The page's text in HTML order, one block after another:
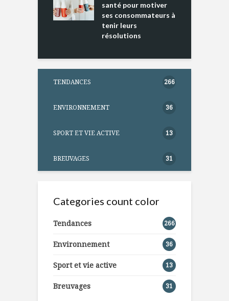
santé pour motiver
ses consommateurs à
tenir leurs
résolutions
TENDANCES 266
ENVIRONNEMENT 36
SPORT ET VIE ACTIVE 13
BREUVAGES 31
Categories count color
Tendances 266
Environnement 36
Sport et vie active 13
Breuvages 31